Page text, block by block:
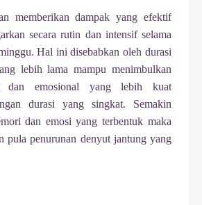
memberikan dampak yang efektif
secara rutin dan intensif selama
Hal ini disebabkan oleh durasi
lebih lama mampu menimbulkan
dan emosional yang lebih kuat
durasi yang singkat. Semakin
dan emosi yang terbentuk maka
pula penurunan denyut jantung yang